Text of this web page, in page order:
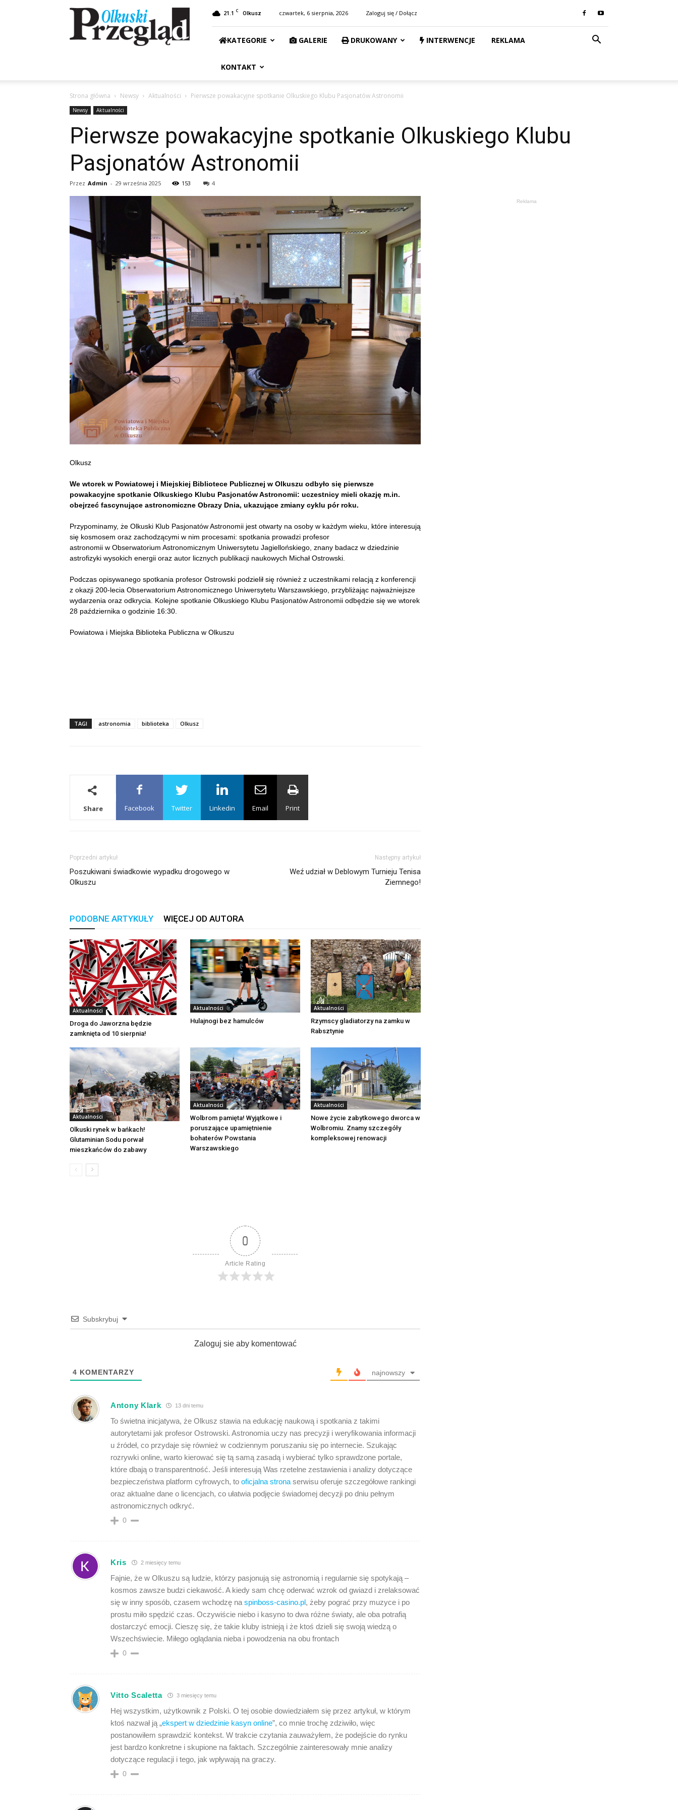
Przegląd
Olkuski
21.1 C Olkusz czwartek, 6 sierpnia, 2026 Zaloguj się / Dołącz
KATEGORIE GALERIE DRUKOWANY INTERWENCJE REKLAMA
KONTAKT
Strona główna Newsy Aktualności Pierwsze powakacyjne spotkanie Olkuskiego Klubu Pasjonatów Astronomii
Newsy Aktualności
Pierwsze powakacyjne spotkanie Olkuskiego Klubu
Pasjonatów Astronomii
Przez Admin - 29 września 2025 153 4
Olkusz
We wtorek w Powiatowej i Miejskiej Bibliotece Publicznej w Olkuszu odbyło się pierwsze
powakacyjne spotkanie Olkuskiego Klubu Pasjonatów Astronomii: uczestnicy mieli okazję m.in.
obejrzeć fascynujące astronomiczne Obrazy Dnia, ukazujące zmiany cyklu pór roku.
Przypominamy, że Olkuski Klub Pasjonatów Astronomii jest otwarty na osoby w każdym wieku, które interesują
się kosmosem oraz zachodzącymi w nim procesami: spotkania prowadzi profesor
astronomii w Obserwatorium Astronomicznym Uniwersytetu Jagiellońskiego, znany badacz w dziedzinie
astrofizyki wysokich energii oraz autor licznych publikacji naukowych Michał Ostrowski.
Podczas opisywanego spotkania profesor Ostrowski podzielił się również z uczestnikami relacją z konferencji
z okazji 200-lecia Obserwatorium Astronomicznego Uniwersytetu Warszawskiego, przybliżając najważniejsze
wydarzenia oraz odkrycia. Kolejne spotkanie Olkuskiego Klubu Pasjonatów Astronomii odbędzie się we wtorek
28 października o godzinie 16:30.
Powiatowa i Miejska Biblioteka Publiczna w Olkuszu
TAGI astronomia biblioteka Olkusz
Share Facebook Twitter Linkedin Email Print
Poprzedni artykuł
Poszukiwani świadkowie wypadku drogowego w
Olkuszu
Następny artykuł
Weź udział w Deblowym Turnieju Tenisa
Ziemnego!
PODOBNE ARTYKUŁY WIĘCEJ OD AUTORA
Aktualności
Droga do Jaworzna będzie
zamknięta od 10 sierpnia!
Aktualności
Hulajnogi bez hamulców
Aktualności
Rzymscy gladiatorzy na zamku w
Rabsztynie
Aktualności
Olkuski rynek w bańkach!
Glutaminian Sodu porwał
mieszkańców do zabawy
Aktualności
Wolbrom pamięta! Wyjątkowe i
poruszające upamiętnienie
bohaterów Powstania
Warszawskiego
Aktualności
Nowe życie zabytkowego dworca w
Wolbromiu. Znamy szczegóły
kompleksowej renowacji
0
Article Rating
Subskrybuj
Zaloguj sie aby komentować
4 KOMENTARZY najnowszy
Antony Klark 13 dni temu
To świetna inicjatywa, że Olkusz stawia na edukację naukową i spotkania z takimi
autorytetami jak profesor Ostrowski. Astronomia uczy nas precyzji i weryfikowania informacji
u źródeł, co przydaje się również w codziennym poruszaniu się po internecie. Szukając
rozrywki online, warto kierować się tą samą zasadą i wybierać tylko sprawdzone portale,
które dbają o transparentność. Jeśli interesują Was rzetelne zestawienia i analizy dotyczące
bezpieczeństwa platform cyfrowych, to oficjalna strona serwisu oferuje szczegółowe rankingi
oraz aktualne dane o licencjach, co ułatwia podjęcie świadomej decyzji po dniu pełnym
astronomicznych odkryć.
0
Kris 2 miesięcy temu
Fajnie, że w Olkuszu są ludzie, którzy pasjonują się astronomią i regularnie się spotykają –
kosmos zawsze budzi ciekawość. A kiedy sam chcę oderwać wzrok od gwiazd i zrelaksować
się w inny sposób, czasem wchodzę na spinboss-casino.pl, żeby pograć przy muzyce i po
prostu miło spędzić czas. Oczywiście niebo i kasyno to dwa różne światy, ale oba potrafią
dostarczyć emocji. Cieszę się, że takie kluby istnieją i że ktoś dzieli się swoją wiedzą o
Wszechświecie. Miłego oglądania nieba i powodzenia na obu frontach
0
Vitto Scaletta 3 miesięcy temu
Hej wszystkim, użytkownik z Polski. O tej osobie dowiedziałem się przez artykuł, w którym
ktoś nazwał ją „ekspert w dziedzinie kasyn online”, co mnie trochę zdziwiło, więc
postanowiłem sprawdzić kontekst. W trakcie czytania zauważyłem, że podejście do rynku
jest bardzo konkretne i skupione na faktach. Szczególnie zainteresowały mnie analizy
dotyczące regulacji i tego, jak wpływają na graczy.
0
Reklama